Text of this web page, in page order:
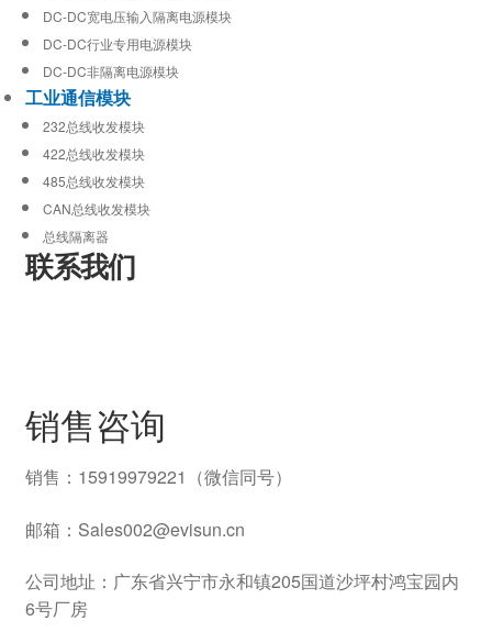
联系我们
销售咨询
销售：15919979221（微信同号）
邮箱：Sales002@evisun.cn
公司地址：广东省兴宁市永和镇205国道沙坪村鸿宝园内
6号厂房
DC-DC宽电压输入隔离电源模块
DC-DC行业专用电源模块
DC-DC非隔离电源模块
工业通信模块
232总线收发模块
422总线收发模块
485总线收发模块
CAN总线收发模块
总线隔离器